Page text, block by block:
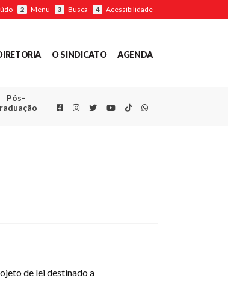
2 Menu 3 Busca 4 Acessibilidade
O SINDICATO AGENDA
Pós-
FacebookInstagram
TwitterYoutube
TikTokWhatsapp
de lei destinado a